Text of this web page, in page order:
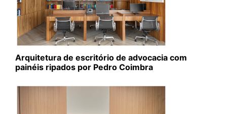
Arquitetura de escritório de advocacia com
painéis ripados por Pedro Coimbra